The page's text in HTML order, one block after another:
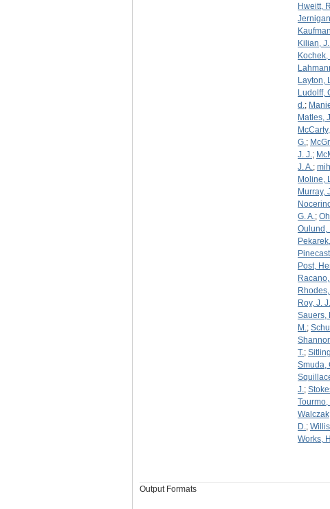
Hweitt,
Kilian,
Kochek,
Layton,
Ludolff,
d.;
Matles,
G.;
J. J.;
J. A.;
Moline,
Murray,
G. A.;
Oulund,
Post,
Roy, J. J.
Sauers,
M.;
T.;
Smuda,
J.;
Tourmo,
D.;
Works,
Output Formats